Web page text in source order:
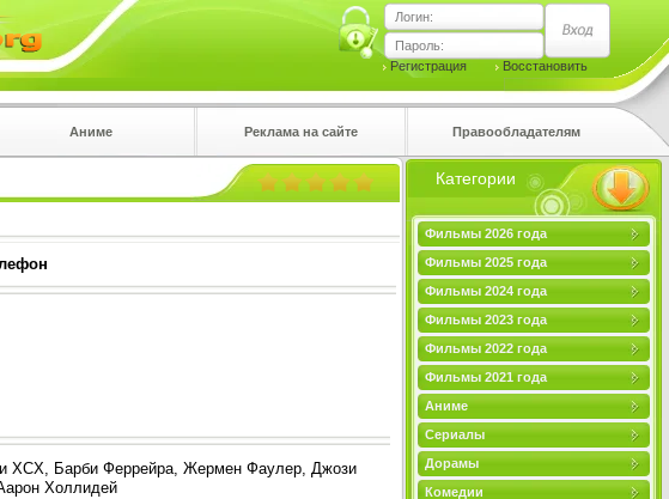
Логин:
Пароль:
Регистрация
Восстановить
Аниме Реклама на сайте Правообладателям
Категории
Фильмы 2026 года
Фильмы 2025 года
Фильмы 2024 года
Фильмы 2023 года
Фильмы 2022 года
Фильмы 2021 года
Аниме
Сериалы
Дорамы
Комедии
XCX, Барби Феррейра, Жермен Фаулер, Джози
Холлидей
в правом